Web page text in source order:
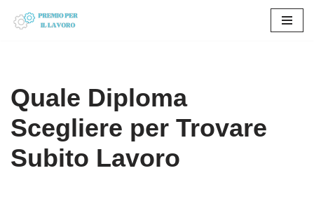
Quale Diploma
Scegliere per Trovare
Subito Lavoro